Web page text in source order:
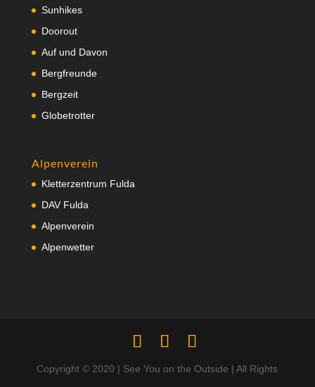
Sunhikes
Doorout
Auf und Davon
Bergfreunde
Bergzeit
Globetrotter
Alpenverein
Kletterzentrum Fulda
DAV Fulda
Alpenverein
Alpenwetter
Copyright © 2020 | See You on the Outside | All Rights